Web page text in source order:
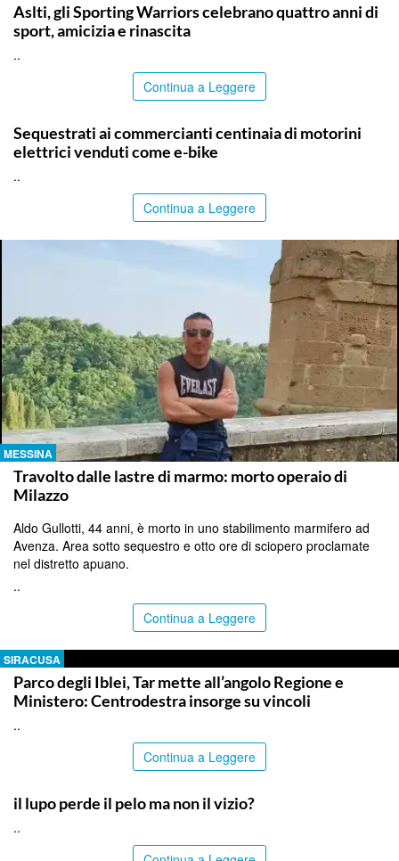
Aslti, gli Sporting Warriors celebrano quattro anni di
sport, amicizia e rinascita
..
Continua a Leggere
Sequestrati ai commercianti centinaia di motorini
elettrici venduti come e-bike
..
Continua a Leggere
MESSINA
Travolto dalle lastre di marmo: morto operaio di
Milazzo
Aldo Gullotti, 44 anni, è morto in uno stabilimento marmifero ad
Avenza. Area sotto sequestro e otto ore di sciopero proclamate
nel distretto apuano.
..
Continua a Leggere
SIRACUSA
Parco degli Iblei, Tar mette all’angolo Regione e
Ministero: Centrodestra insorge su vincoli
..
Continua a Leggere
il lupo perde il pelo ma non il vizio?
..